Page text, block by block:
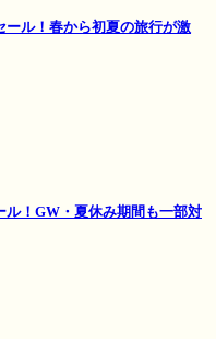
ール！春から初夏の旅行が激
ル！GW・夏休み期間も一部対